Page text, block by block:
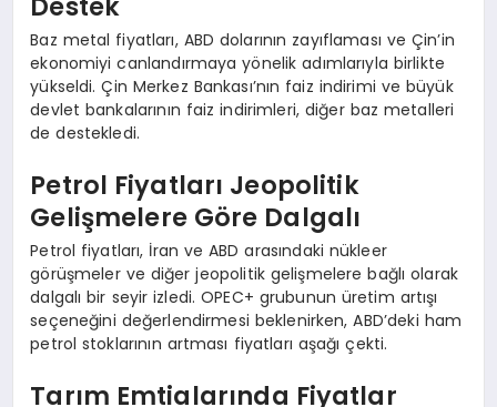
Baz metal fiyatları, ABD dolarının zayıflaması ve Çin’in
ekonomiyi canlandırmaya yönelik adımlarıyla birlikte
yükseldi. Çin Merkez Bankası’nın faiz indirimi ve büyük
devlet bankalarının faiz indirimleri, diğer baz metalleri
de destekledi.
Petrol Fiyatları Jeopolitik
Gelişmelere Göre Dalgalı
Petrol fiyatları, İran ve ABD arasındaki nükleer
görüşmeler ve diğer jeopolitik gelişmelere bağlı olarak
dalgalı bir seyir izledi. OPEC+ grubunun üretim artışı
seçeneğini değerlendirmesi beklenirken, ABD’deki ham
petrol stoklarının artması fiyatları aşağı çekti.
Tarım Emtialarında Fiyatlar